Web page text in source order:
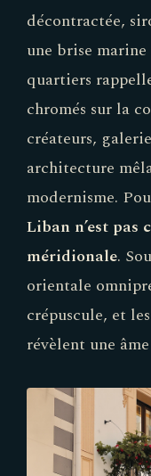
décontractée,
une brise
quartiers
chromés sur la
créateurs,
architecture
modernisme.
Liban n’est pas
méridionale.
orientale
crépuscule, et
révèlent une